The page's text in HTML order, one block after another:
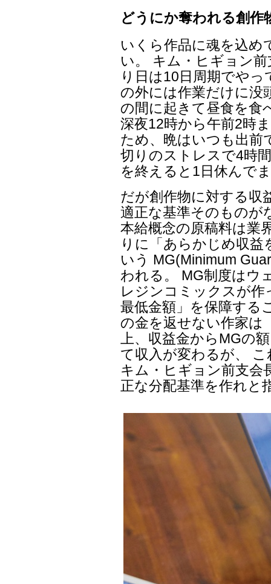
どうにか奪われる創作
いくら作品に魂を込め
い。 キム・ヒギョン
り日は10日周期でや
の外には作業だけに没
の間に起きて昼食を食
深夜12時から午前2時
ため、晩はいつも出前
切りのストレスで4時
を終えると1日休んで
だが創作物に対する収
適正な基準そのものが
本給概念の原稿料は業
りに「あらかじめ収益
いう MG(Minimum
われる。 MG制度はウ
レジンコミックスが作
最低金額」を保障する
の金を返せない作家は
上、収益金からMGの
て収入が変わるが、
キム・ヒギョン前支会
正な分配基準を作れと